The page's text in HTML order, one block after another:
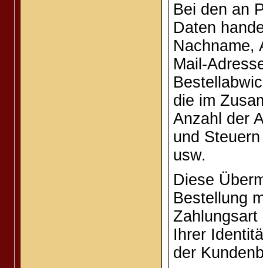
Bei den an
Daten
Nachname,
Mail-
die im
Anzahl der
und
usw.
Diese
Bestellung
Zahlungsart
Ihrer
der